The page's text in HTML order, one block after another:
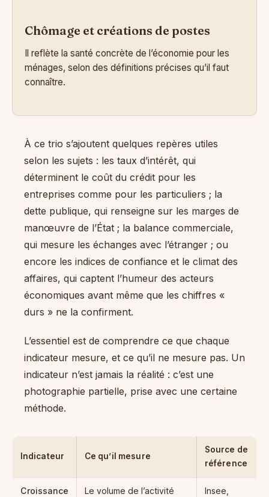
Chômage et créations de postes
Il reflète la santé concrète de l’économie pour les
ménages, selon des définitions précises qu’il faut
connaître.
À ce trio s’ajoutent quelques repères utiles
selon les sujets : les taux d’intérêt, qui
déterminent le coût du crédit pour les
entreprises comme pour les particuliers ; la
dette publique, qui renseigne sur les marges de
manœuvre de l’État ; la balance commerciale,
qui mesure les échanges avec l’étranger ; ou
encore les indices de confiance et le climat des
affaires, qui captent l’humeur des acteurs
économiques avant même que les chiffres «
durs » ne la confirment.
L’essentiel est de comprendre ce que chaque
indicateur mesure, et ce qu’il ne mesure pas. Un
indicateur n’est jamais la réalité : c’est une
photographie partielle, prise avec une certaine
méthode.
Indicateur Ce qu’il mesure
Source de
référence
Croissance
Le volume de l’activité
Insee,